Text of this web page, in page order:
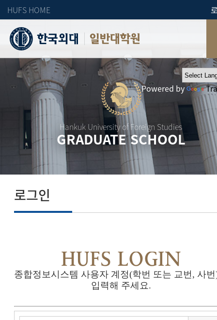
HUFS HOME
일반대학원
Hankuk University of Foreign Studies
GRADUATE SCHOOL
Powered by
로그인
HUFS LOGIN
종합정보시스템 사용자 계정(학번 또는 교번, 사
입력해 주세요.